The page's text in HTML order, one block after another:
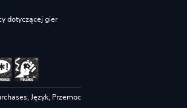
dotyczącej gier
Język, Przemoc